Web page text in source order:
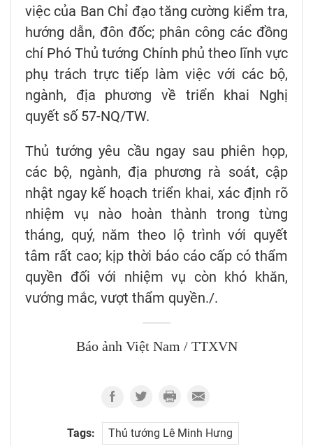
việc của Ban Chỉ đạo tăng cường kiểm tra,
hướng dẫn, đôn đốc; phân công các đồng
chí Phó Thủ tướng Chính phủ theo lĩnh vực
phụ trách trực tiếp làm việc với các bộ,
ngành, địa phương về triển khai Nghị
quyết số 57-NQ/TW.
Thủ tướng yêu cầu ngay sau phiên họp,
các bộ, ngành, địa phương rà soát, cập
nhật ngay kế hoạch triển khai, xác định rõ
nhiệm vụ nào hoàn thành trong từng
tháng, quý, năm theo lộ trình với quyết
tâm rất cao; kịp thời báo cáo cấp có thẩm
quyền đối với nhiệm vụ còn khó khăn,
vướng mắc, vượt thẩm quyền./.
Báo ảnh Việt Nam / TTXVN
Tags:
Thủ tướng Lê Minh Hưng